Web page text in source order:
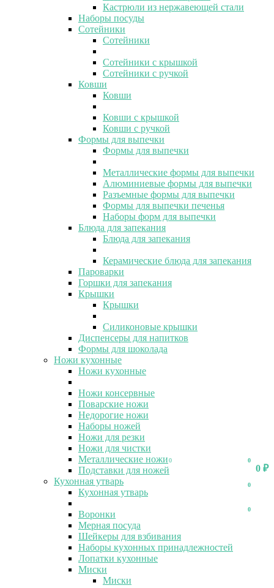
0
0 ₽
0
0
0
Кастрюли из нержавеющей стали
Наборы посуды
Сотейники
Сотейники
Сотейники с крышкой
Сотейники с ручкой
Ковши
Ковши
Ковши с крышкой
Ковши с ручкой
Формы для выпечки
Формы для выпечки
Металлические формы для выпечки
Алюминиевые формы для выпечки
Разъемные формы для выпечки
Формы для выпечки печенья
Наборы форм для выпечки
Блюда для запекания
Блюда для запекания
Керамические блюда для запекания
Пароварки
Горшки для запекания
Крышки
Крышки
Силиконовые крышки
Диспенсеры для напитков
Формы для шоколада
Ножи кухонные
Ножи кухонные
Ножи консервные
Поварские ножи
Недорогие ножи
Наборы ножей
Ножи для резки
Ножи для чистки
Металлические ножи
Подставки для ножей
Кухонная утварь
Кухонная утварь
Воронки
Мерная посуда
Шейкеры для взбивания
Наборы кухонных принадлежностей
Лопатки кухонные
Миски
Миски